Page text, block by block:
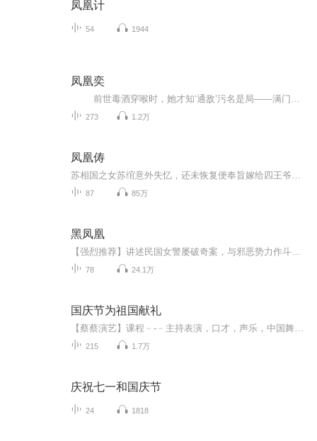
凤凰计
54 1944
凤凰奕
273 1.2万
凤凰俦
87 85万
黑凤凰
78 24.1万
国庆节为祖国献礼
215 1.7万
庆祝七一和国庆节
24 1818